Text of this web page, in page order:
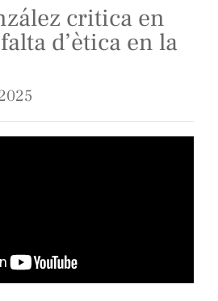
critica en
d’ètica en la